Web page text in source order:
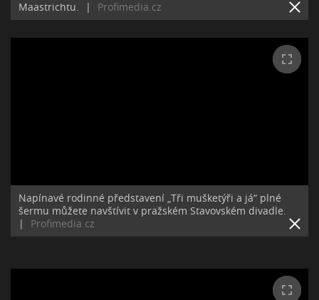
Maastrichtu.
| Profimedia.cz
Napínavé rodinné představení „Tři mušketýři a já“ plné
šermu můžete navštívit v pražském Stavovském divadle.
|
Profimedia.cz